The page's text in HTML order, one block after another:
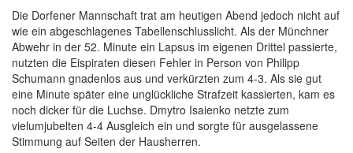
Die Dorfener Mannschaft trat am heutigen Abend jedoch nicht auf
wie ein abgeschlagenes Tabellenschlusslicht. Als der Münchner
Abwehr in der 52. Minute ein Lapsus im eigenen Drittel passierte,
nutzten die Eispiraten diesen Fehler in Person von Philipp
Schumann gnadenlos aus und verkürzten zum 4-3. Als sie gut
eine Minute später eine unglückliche Strafzeit kassierten, kam es
noch dicker für die Luchse. Dmytro Isaienko netzte zum
vielumjubelten 4-4 Ausgleich ein und sorgte für ausgelassene
Stimmung auf Seiten der Hausherren.